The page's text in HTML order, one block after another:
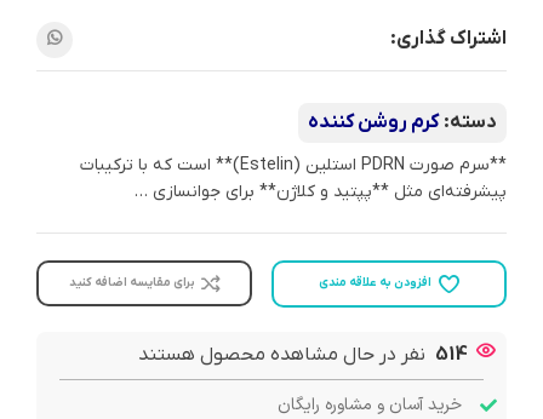
اشتراک گذاری:
دسته: کرم روشن کننده
**سرم صورت PDRN استلین (Estelin)** است که با ترکیبات
پیشرفته‌ای مثل **پپتید و کلاژن** برای جوانسازی …
افزودن به علاقه مندی برای مقایسه اضافه کنید
514 نفر در حال مشاهده محصول هستند
خرید آسان و مشاوره رایگان